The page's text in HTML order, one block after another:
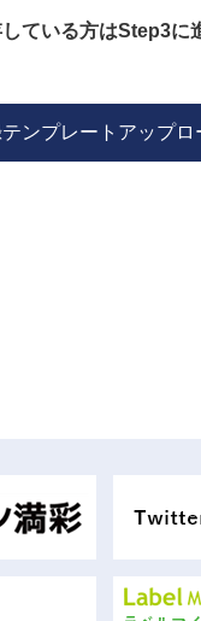
ている方はStep3に
ンプレートアップロ